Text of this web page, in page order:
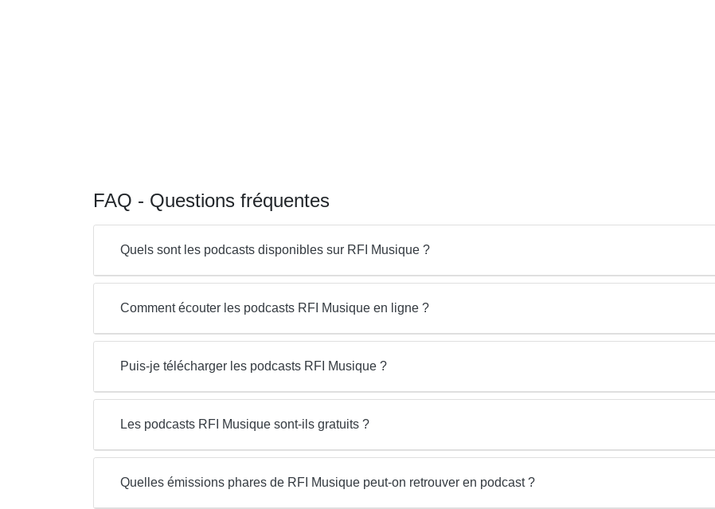
FAQ - Questions fréquentes
Quels sont les podcasts disponibles sur RFI Musique ?
Comment écouter les podcasts RFI Musique en ligne ?
Puis-je télécharger les podcasts RFI Musique ?
Les podcasts RFI Musique sont-ils gratuits ?
Quelles émissions phares de RFI Musique peut-on retrouver en podcast ?